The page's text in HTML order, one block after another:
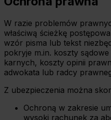
celu
wybierz czarny przycisk
rogu na każdej z naszych
W razie problemów
właściwą ścieżkę
wzór pisma lub tekst
pokryje m.in. koszty
karnych, koszty opinii
adwokata lub radcy
Z ubezpieczenia można
Ochroną w zakresie
wysoki rachunek za